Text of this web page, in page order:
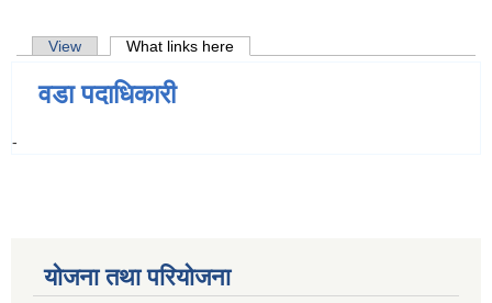
Primary tabs
View What links here
वडा पदाधिकारी
-
योजना तथा परियोजना